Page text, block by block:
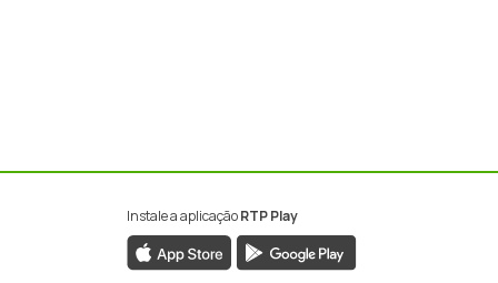
Instale a aplicaçãoRTP Play